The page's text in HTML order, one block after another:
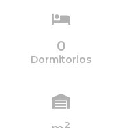
0
Dormitorios
2